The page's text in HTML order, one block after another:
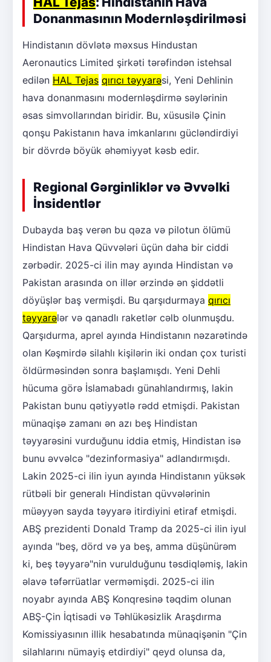
Donanmasının Modernləşdirilməsi
Hindistanın dövlətə məxsus Hindustan
Aeronautics Limited şirkəti tərəfindən istehsal
edilən HAL Tejas qırıcı təyyarəsi, Yeni Dehlinin
hava donanmasını modernləşdirmə səylərinin
əsas simvollarından biridir. Bu, xüsusilə Çinin
qonşu Pakistanın hava imkanlarını gücləndirdiyi
bir dövrdə böyük əhəmiyyət kəsb edir.
Regional Gərginliklər və Əvvəlki
İnsidentlər
Dubayda baş verən bu qəza və pilotun ölümü
Hindistan Hava Qüvvələri üçün daha bir ciddi
zərbədir. 2025-ci ilin may ayında Hindistan və
Pakistan arasında on illər ərzində ən şiddətli
döyüşlər baş vermişdi. Bu qarşıdurmaya qırıcı
təyyarələr və qanadlı raketlər cəlb olunmuşdu.
Qarşıdurma, aprel ayında Hindistanın nəzarətində
olan Kəşmirdə silahlı kişilərin iki ondan çox turisti
öldürməsindən sonra başlamışdı. Yeni Dehli
hücuma görə İslamabadı günahlandırmış, lakin
Pakistan bunu qətiyyətlə rədd etmişdi. Pakistan
münaqişə zamanı ən azı beş Hindistan
təyyarəsini vurduğunu iddia etmiş, Hindistan isə
bunu əvvəlcə "dezinformasiya" adlandırmışdı.
Lakin 2025-ci ilin iyun ayında Hindistanın yüksək
rütbəli bir generalı Hindistan qüvvələrinin
müəyyən sayda təyyarə itirdiyini etiraf etmişdi.
ABŞ prezidenti Donald Tramp da 2025-ci ilin iyul
ayında "beş, dörd və ya beş, amma düşünürəm
ki, beş təyyarə"nin vurulduğunu təsdiqləmiş, lakin
əlavə təfərrüatlar verməmişdi. 2025-ci ilin
noyabr ayında ABŞ Konqresinə təqdim olunan
ABŞ-Çin İqtisadi və Təhlükəsizlik Araşdırma
Komissiyasının illik hesabatında münaqişənin "Çin
silahlarını nümayiş etdirdiyi" qeyd olunsa da,